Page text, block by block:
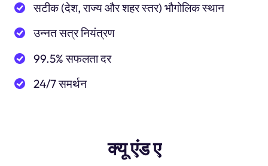
सटीक (देश, राज्य और शहर स्तर) भौगोलिक स्थान
उन्नत सत्र नियंत्रण
99.5% सफलता दर
24/7 समर्थन
क्यू एंड ए